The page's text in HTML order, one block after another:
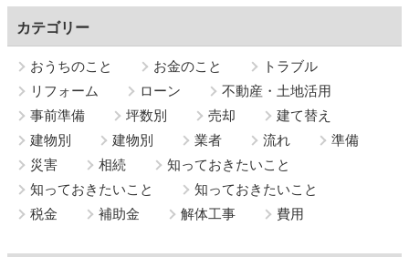
カテゴリー
おうちのこと お金のこと
トラブル
リフォーム
ローン
不動産・土地活用
事前準備
坪数別 売却
建て替え
建物別
建物別 業者 流れ
準備
災害
相続
知っておきたいこと
知っておきたいこと
知っておきたいこと
税金
補助金 解体工事 費用